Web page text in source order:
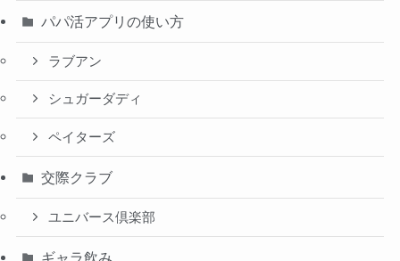
パパ活アプリの使い方
ラブアン
シュガーダディ
ペイターズ
交際クラブ
ユニバース倶楽部
ギャラ飲み